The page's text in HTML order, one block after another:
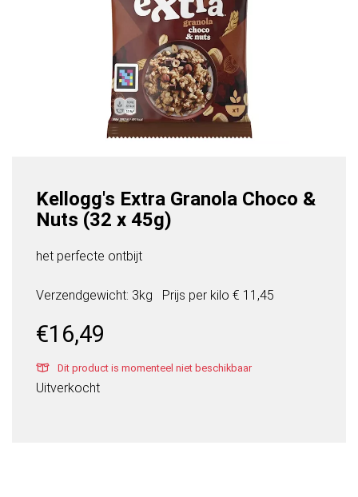
Kellogg's Extra Granola Choco &
Nuts (32 x 45g)
het perfecte ontbijt
Verzendgewicht: 3kg Prijs per kilo € 11,45
€16,49
Dit product is momenteel niet beschikbaar
Uitverkocht